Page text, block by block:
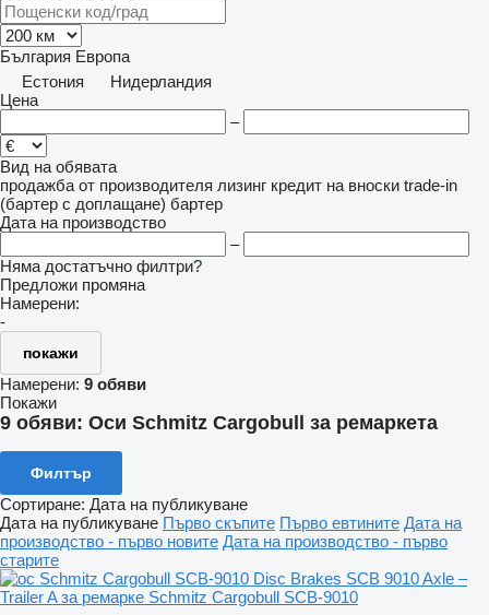
България Европа
Естония
Нидерландия
Цена
–
Вид на обявата
продажба от производителя лизинг кредит на вноски trade-in
(бартер с доплащане) бартер
Дата на производство
–
Няма достатъчно филтри?
Предложи промяна
Намерени:
-
покажи
Намерени: 9 обяви
Покажи
9 обяви: Оси Schmitz Cargobull за ремаркета
Филтър
Сортиране: Дата на публикуване
Дата на публикуване Първо скъпите Първо евтините Дата на
производство - първо новите Дата на производство - първо
старите